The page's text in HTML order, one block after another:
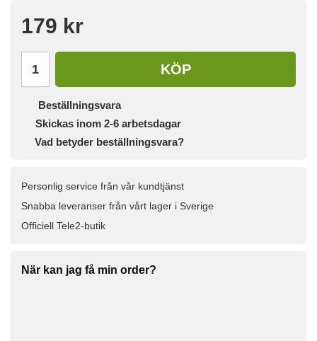
179 kr
KÖP
Beställningsvara
Skickas inom 2-6 arbetsdagar
Vad betyder beställningsvara?
Personlig service från vår kundtjänst
Snabba leveranser från vårt lager i Sverige
Officiell Tele2-butik
När kan jag få min order?